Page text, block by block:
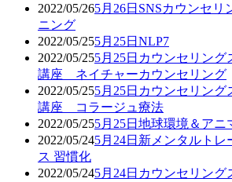
2022/05/265月26日SNSカウンセリ
ニング
2022/05/255月25日NLP7
2022/05/255月25日カウンセリング
講座 ネイチャーカウンセリング
2022/05/255月25日カウンセリング
講座 コラージュ療法
2022/05/255月25日地球環境＆アニ
2022/05/245月24日新メンタルト
ス 習慣化
2022/05/245月24日カウンセリング